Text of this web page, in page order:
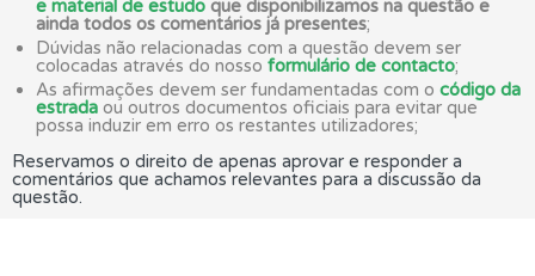
e material de estudo que disponibilizamos na questão e
ainda todos os comentários já presentes;
Dúvidas não relacionadas com a questão devem ser
colocadas através do nosso formulário de contacto;
As afirmações devem ser fundamentadas com o código da
estrada ou outros documentos oficiais para evitar que
possa induzir em erro os restantes utilizadores;
Reservamos o direito de apenas aprovar e responder a
comentários que achamos relevantes para a discussão da
questão.